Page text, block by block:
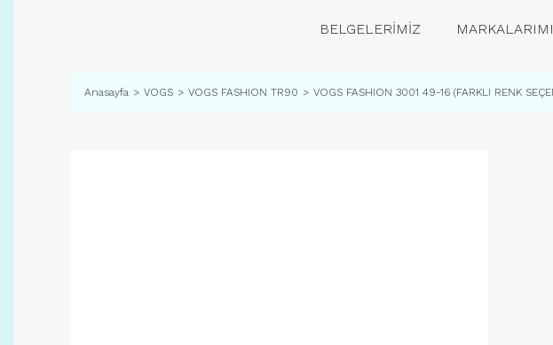
BELGELERİMİZ
Anasayfa VOGS VOGS FASHION TR90 VOGS FASHION 3001 49-16 (FARKLI RENK